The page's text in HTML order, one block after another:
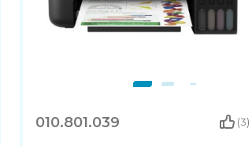
010.801.039 (3)